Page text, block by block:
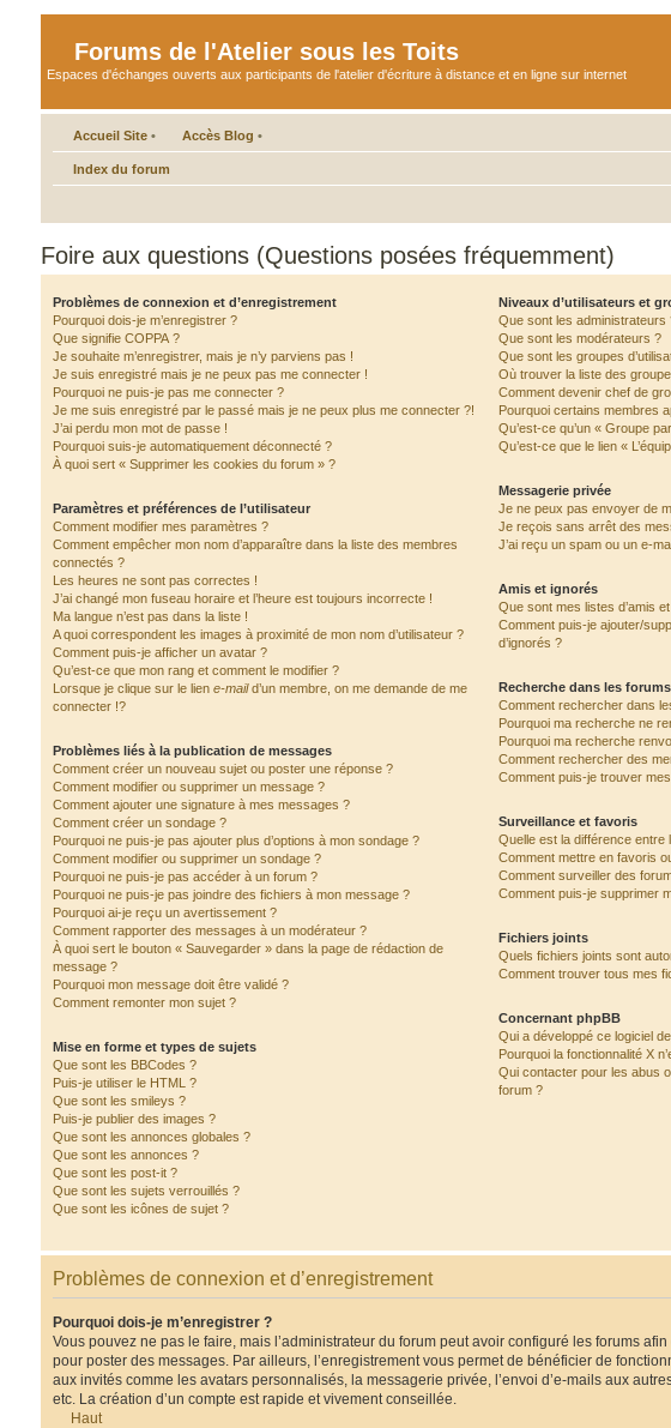
Forums de l'Atelier sous les Toits
Espaces d'échanges ouverts aux participants de l'atelier d'écriture à distance et en ligne sur internet
Accueil Site • Accès Blog •
Index du forum
Foire aux questions (Questions posées fréquemment)
Problèmes de connexion et d’enregistrement
Pourquoi dois-je m’enregistrer ?
Que signifie COPPA ?
Je souhaite m’enregistrer, mais je n’y parviens pas !
Je suis enregistré mais je ne peux pas me connecter !
Pourquoi ne puis-je pas me connecter ?
Je me suis enregistré par le passé mais je ne peux plus me connecter ?!
J’ai perdu mon mot de passe !
Pourquoi suis-je automatiquement déconnecté ?
À quoi sert « Supprimer les cookies du forum » ?
Paramètres et préférences de l’utilisateur
Comment modifier mes paramètres ?
Comment empêcher mon nom d’apparaître dans la liste des membres
connectés ?
Les heures ne sont pas correctes !
J’ai changé mon fuseau horaire et l’heure est toujours incorrecte !
Ma langue n’est pas dans la liste !
A quoi correspondent les images à proximité de mon nom d’utilisateur ?
Comment puis-je afficher un avatar ?
Qu’est-ce que mon rang et comment le modifier ?
Lorsque je clique sur le lien e-maild’un membre, on me demande de me
connecter !?
Problèmes liés à la publication de messages
Comment créer un nouveau sujet ou poster une réponse ?
Comment modifier ou supprimer un message ?
Comment ajouter une signature à mes messages ?
Comment créer un sondage ?
Pourquoi ne puis-je pas ajouter plus d’options à mon sondage ?
Comment modifier ou supprimer un sondage ?
Pourquoi ne puis-je pas accéder à un forum ?
Pourquoi ne puis-je pas joindre des fichiers à mon message ?
Pourquoi ai-je reçu un avertissement ?
Comment rapporter des messages à un modérateur ?
À quoi sert le bouton « Sauvegarder » dans la page de rédaction de
message ?
Pourquoi mon message doit être validé ?
Comment remonter mon sujet ?
Mise en forme et types de sujets
Que sont les BBCodes ?
Puis-je utiliser le HTML ?
Que sont les smileys ?
Puis-je publier des images ?
Que sont les annonces globales ?
Que sont les annonces ?
Que sont les post-it ?
Que sont les sujets verrouillés ?
Que sont les icônes de sujet ?
Niveaux d’utilisateurs et
Que sont les administrateurs
Que sont les modérateurs ?
Que sont les groupes
Où trouver la liste des
Comment devenir chef de
Pourquoi certains membres
Qu’est-ce qu’un « Groupe
Qu’est-ce que le lien «
Messagerie privée
Je ne peux pas envoyer de
Je reçois sans arrêt des
J’ai reçu un spam ou un e-
Amis et ignorés
Que sont mes listes d’amis et
Comment puis-je ajouter/
d’ignorés ?
Recherche dans les forums
Comment rechercher dans
Pourquoi ma recherche ne
Pourquoi ma recherche
Comment rechercher des
Comment puis-je trouver
Surveillance et favoris
Quelle est la différence
Comment mettre en favoris
Comment surveiller des
Comment puis-je supprimer
Fichiers joints
Quels fichiers joints sont
Comment trouver tous mes
Concernant phpBB
Qui a développé ce logiciel
Pourquoi la fonctionnalité X
Qui contacter pour les abus
forum ?
Problèmes de connexion et d’enregistrement
Pourquoi dois-je m’enregistrer ?
Vous pouvez ne pas le faire, mais l’administrateur du forum peut avoir configuré les forums
pour poster des messages. Par ailleurs, l’enregistrement vous permet de bénéficier de
aux invités comme les avatars personnalisés, la messagerie privée, l’envoi d’e-mails aux
etc. La création d’un compte est rapide et vivement conseillée.
Haut